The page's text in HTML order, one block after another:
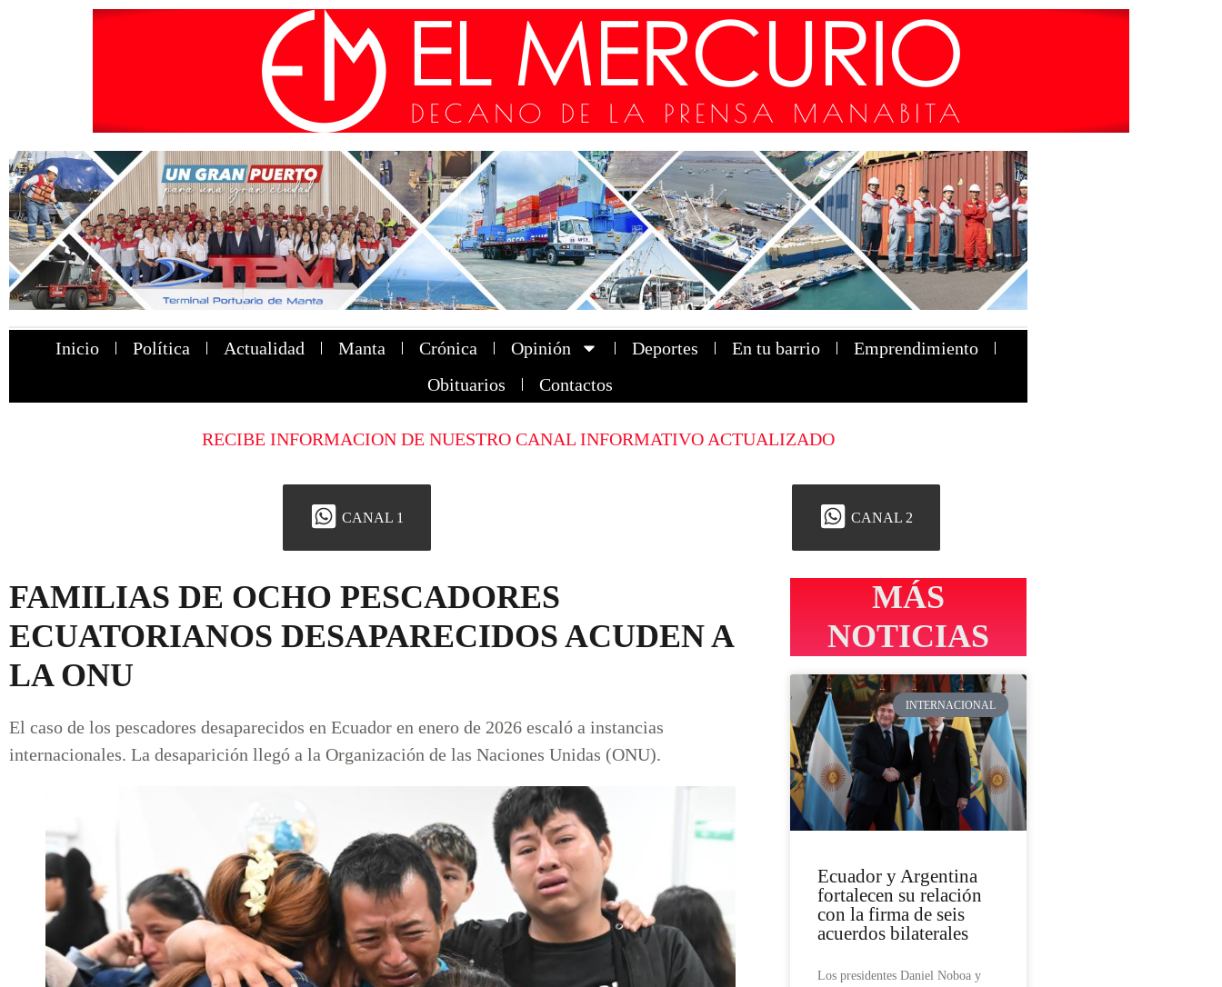
Inicio Política Actualidad Manta Crónica Opinión Deportes En tu barrio
Emprendimiento
Obituarios
Contactos
RECIBE INFORMACION DE NUESTRO CANAL INFORMATIVO ACTUALIZADO
CANAL 1 CANAL 2
FAMILIAS DE OCHO PESCADORES
ECUATORIANOS DESAPARECIDOS ACUDEN A
LA ONU
El caso de los pescadores desaparecidos en Ecuador en enero de 2026 escaló a instancias
internacionales. La desaparición llegó a la Organización de las Naciones Unidas (ONU).
MÁS
NOTICIAS
INTERNACIONAL
Ecuador y Argentina
fortalecen su relación
con la firma de seis
acuerdos bilaterales
Los presidentes Daniel Noboa y